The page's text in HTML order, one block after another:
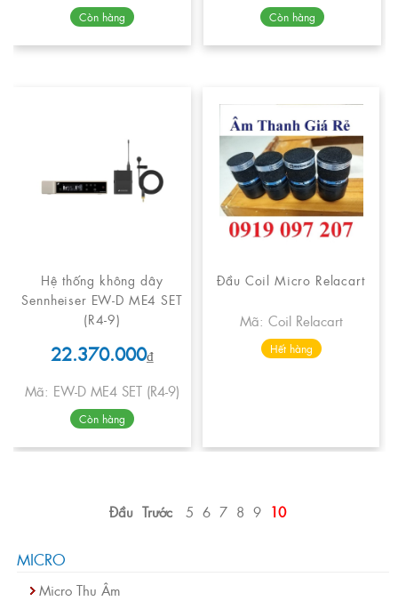
Còn hàng Còn hàng
Hệ thống không dây
Sennheiser EW-D ME4 SET
(R4-9)
22.370.000₫
Mã: EW-D ME4 SET (R4-9)
Còn hàng
Đầu Coil Micro Relacart
Mã: Coil Relacart
Hết hàng
Đầu Trước 5 6 7 8 9 10
MICRO
Micro Thu Âm